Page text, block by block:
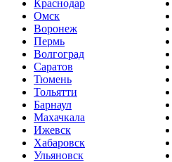
Краснодар
Омск
Воронеж
Пермь
Волгоград
Саратов
Тюмень
Тольятти
Барнаул
Махачкала
Ижевск
Хабаровск
Ульяновск